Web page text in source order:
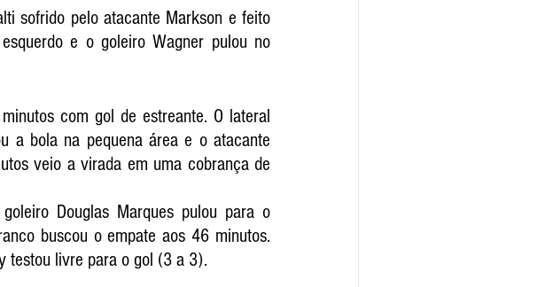
sofrido pelo atacante Markson e feito
e o goleiro Wagner pulou no
com gol de estreante. O lateral
a bola na pequena área e o atacante
veio a virada em uma cobrança de
Douglas Marques pulou para o
buscou o empate aos 46 minutos.
testou livre para o gol (3 a 3).